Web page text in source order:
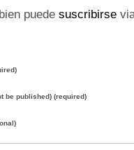
puede suscribirse
be published) (required)